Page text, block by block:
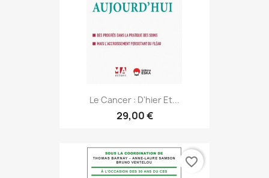
Le Cancer : D'hier Et...
29,00 €
favorite_border